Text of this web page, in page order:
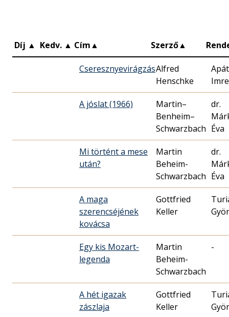
Díj ▲ Kedv. ▲ Cím▲ Szerző▲
CseresznyevirágzásAlfred
Henschke
Imre
A jóslat (1966)
Martin–
Benheim–
Schwarzbach
dr.
Éva
Mi történt a mese
után?
Martin
Beheim-
Schwarzbach
dr.
Éva
A maga
szerencséjének
kovácsa
Gottfried
Keller
Egy kis Mozart-
legenda
Martin
Beheim-
Schwarzbach
-
A hét igazak
zászlaja
Gottfried
Keller